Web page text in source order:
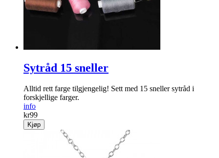
Sytråd 15 sneller
Alltid rett farge tilgjengelig! Sett med 15 sneller sytråd i
forskjellige farger.
info
kr99
Kjøp